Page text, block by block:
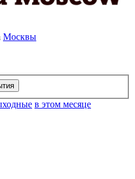
Москвы
в этом месяце